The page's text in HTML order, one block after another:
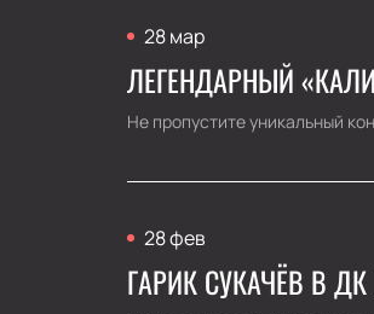
28 мар
ЛЕГЕНДАРНЫЙ
Не пропустите уникальный
28 фев
ГАРИК СУКАЧЁВ В